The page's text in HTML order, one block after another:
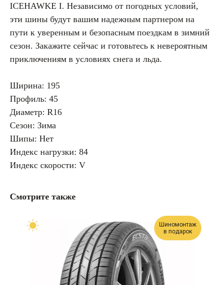
ICEHAWKE I. Независимо от погодных условий,
эти шины будут вашим надежным партнером на
пути к уверенным и безопасным поездкам в зимний
сезон. Закажите сейчас и готовьтесь к невероятным
приключениям в условиях снега и льда.
Ширина: 195
Профиль: 45
Диаметр: R16
Сезон: Зима
Шипы: Нет
Индекс нагрузки: 84
Индекс скорости: V
Смотрите также
Шиномонтаж
в подарок